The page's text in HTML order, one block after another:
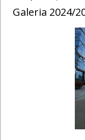
Galeria 2024/